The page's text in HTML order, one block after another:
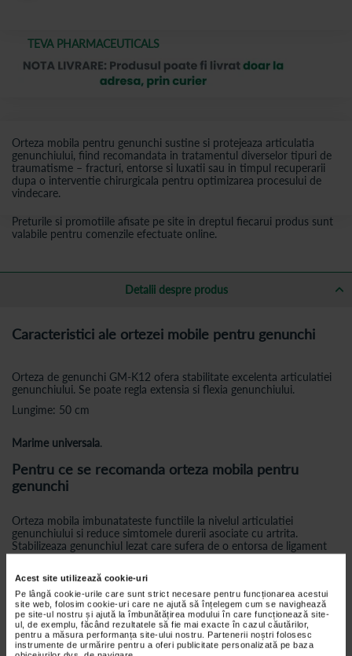
Acest site utilizează cookie-uri
Pe lângă cookie-urile care sunt strict necesare pentru funcționarea acestui
site web, folosim cookie-uri care ne ajută să înțelegem cum se navighează
pe site-ul nostru și ajută la îmbunătățirea modului în care funcționează site-
ul, de exemplu, făcând rezultatele să fie mai exacte în cazul căutărilor,
pentru a măsura performanța site-ului nostru. Partenerii noștri folosesc
instrumente de urmărire pentru a oferi publicitate personalizată pe baza
TEVA PHARMACEUTICALS
Orteza mobila pentru genunchi sustine si protejeaza articulatia
genunchiului, fiind recomandata in tratamentul diverselor tipuri de
traumatisme – fracturi, entorse si luxatii sau in timpul recuperarii
dupa o interventie chirurgicala pentru optimizarea procesului de
vindecare.
Preturile si promotiile afisate pe site in dreptul fiecarui produs sunt
valabile pentru comenzile efectuate online.
Detalii despre produs
Caracteristici ale ortezei mobile pentru genunchi
Orteza de genunchi GM-K12 ofera stabilitate excelenta articulatiei
genunchiului. Se poate regla extensia si flexia genunchiului.
Lungime: 50 cm
Marime universala.
Pentru ce se recomanda orteza mobila pentru
genunchi
Orteza mobila imbunatateste functiile la nivelul articulatiei
genunchiului si reduce simtomele durerii asociate cu artrita.
Stabilizeaza genunchiul lezat care sufera de o entorsa de ligament
(ACL, MCL, MCL, PCL) si ofera o excelenta protectie pentru
perioada postoperatorie.
Acest suport ortopedic este indicat pentru entorse, luxatii de
ligament, usoare sau moderate, leziuni la nivelul meniscului, precum
si in caz de instabilitate a ligamentelor mediane si laterale datorate
hiperextensiei.
Indicaţii: